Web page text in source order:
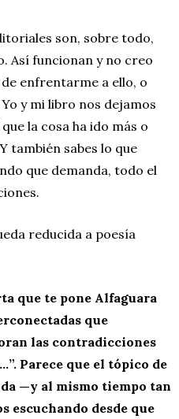
son, sobre todo,
Así funcionan y no creo
enfrentarme a ello, o
y mi libro nos dejamos
la cosa ha ido más o
también sabes lo que
que demanda, todo el
reducida a poesía
que te pone Alfaguara
que
las contradicciones
Parece que el tópico de
—y al mismo tiempo tan
escuchando desde que